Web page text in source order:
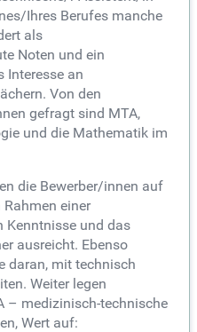
Ihres Berufes manche
als
Noten und ein
Interesse an
Von den
gefragt sind MTA,
und die Mathematik im
die Bewerber/innen auf
einer
Kenntnisse und das
ausreicht. Ebenso
daran, mit technisch
Weiter legen
– medizinisch-technische
Wert auf: